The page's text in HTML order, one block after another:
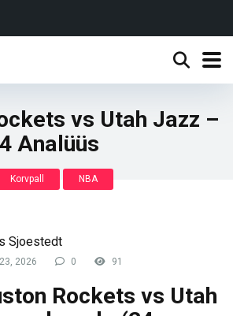
vs Utah Jazz –
Analüüs
Korvpall NBA
Sjoestedt
2026 0 91
Rockets vs Utah